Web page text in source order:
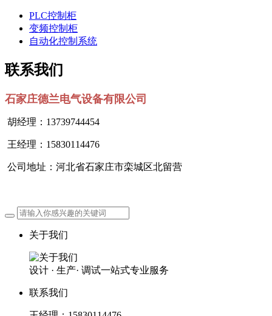
PLC控制柜
变频控制柜
自动化控制系统
联系我们
石家庄德兰电气设备有限公司
胡经理：13739744454
王经理：15830114476
公司地址：河北省石家庄市栾城区北留营
关于我们
设计 · 生产· 调试一站式专业服务
联系我们